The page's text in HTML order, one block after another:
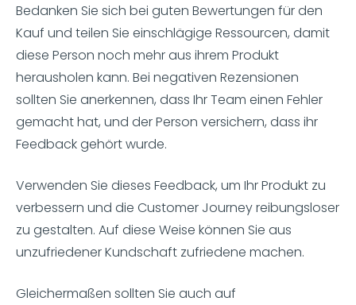
Bedanken Sie sich bei guten Bewertungen für den
Kauf und teilen Sie einschlägige Ressourcen, damit
diese Person noch mehr aus ihrem Produkt
herausholen kann. Bei negativen Rezensionen
sollten Sie anerkennen, dass Ihr Team einen Fehler
gemacht hat, und der Person versichern, dass ihr
Feedback gehört wurde.
Verwenden Sie dieses Feedback, um Ihr Produkt zu
verbessern und die Customer Journey reibungsloser
zu gestalten. Auf diese Weise können Sie aus
unzufriedener Kundschaft zufriedene machen.
Gleichermaßen sollten Sie auch auf